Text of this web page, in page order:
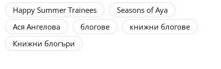
Happy Summer Trainees
Seasons of Aya
Ася Ангелова
блогове
книжни блогове
Книжни блогъри